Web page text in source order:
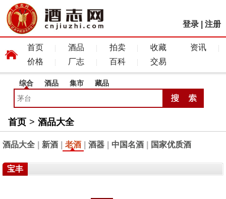
登录 注册
首页 酒品 拍卖 收藏
资讯
价格
厂志 百科 交易
综合 酒品 集市 藏品
首页 > 酒品大全
酒品大全 新酒 老酒 酒器 中国名酒 国家优质酒
宝丰